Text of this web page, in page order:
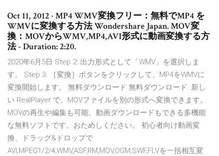
Oct 11, 2012 · MP4 WMV変換フリー：無料でMP4 を
WMVに変換する方法 Wondershare Japan. MOV変
換：MOVからWMV,MP4,AVI形式に動画変換する方
法 - Duration: 2:20.
2020年6月5日 Step 2: 出力形式として「WMV」を選択しま
す。 Step 3: ［変換］ボタンをクリックして、MP4をWMVに
変換開始します。 無料ダウンロード 無料ダウンロード. 新し
い RealPlayer で、MOVファイルを別の形式へ変換できます。
MOVの再生や編集も可能。動画ダウンロードもできる多機能
な無料ソフトです。おためしください。 初心者向け動画変
換、ドラッグ&ドロップで
AVI,MPEG1/2/4,WMV,ASF,RM,MOV,OGM,SWF,FLVを一括相互変